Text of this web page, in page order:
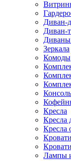
Диван-
Диван-
Диваны
Зеркала
Комоды
Консоль
Кресла
Кресла
Кресла
Кровати
Лампы